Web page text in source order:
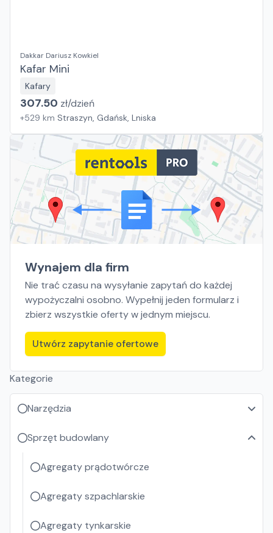
Dakkar Dariusz Kowkiel
Kafar Mini
Kafary
307.50 zł/dzień
+529 km Straszyn, Gdańsk, Lniska
Wynajem dla firm
Nie trać czasu na wysyłanie zapytań do każdej
wypożyczalni osobno. Wypełnij jeden formularz i
zbierz wszystkie oferty w jednym miejscu.
Utwórz zapytanie ofertowe
Kategorie
Narzędzia
Sprzęt budowlany
Agregaty prądotwórcze
Agregaty szpachlarskie
Agregaty tynkarskie